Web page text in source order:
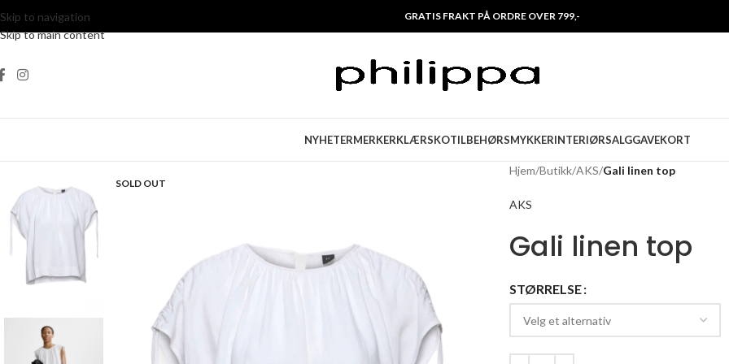
Skip to navigation
Skip to main content
GRATIS FRAKT PÅ ORDRE OVER 799,-
NYHETERMERKERKLÆRSKOTILBEHØRSMYKKERINTERIØRSALGGAVEKORT
SOLD OUT
Hjem/Butikk/AKS/Gali linen top
AKS
Gali linen top
STØRRELSE